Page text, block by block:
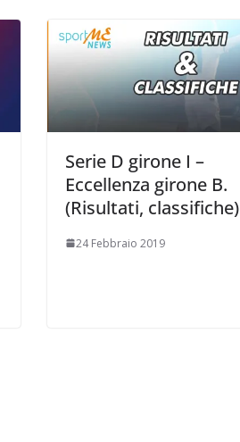
Serie D girone I –
Eccellenza girone B.
(Risultati, classifiche)
24 Febbraio 2019